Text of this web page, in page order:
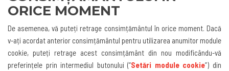
ORICE MOMENT
De asemenea, vă puteți retrage consimțământul în orice moment. Dacă
v-ați acordat anterior consimțământul pentru utilizarea anumitor module
cookie, puteți retrage acest consimțământ din nou modificându-vă
preferințele prin intermediul butonului(“Setări module cookie”) din